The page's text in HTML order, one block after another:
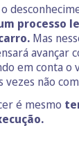
processo
Mas
avançar
em conta o
vezes não
é mesmo